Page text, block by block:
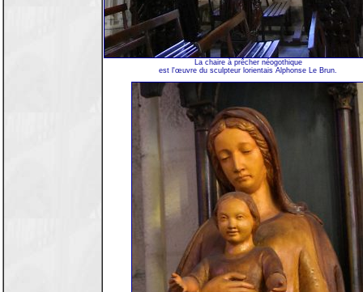
La chaire à prêcher néogothique
est l'œuvre du sculpteur lorientais Alphonse Le Brun.